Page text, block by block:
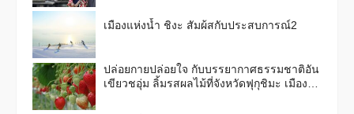
เมืองแห่งน้ำ ชิงะ สัมผ้สกับประสบการณ์2
ปล่อยกายปล่อยใจ กับบรรยากาศธรรมชาติอัน
เขียวชอุ่ม ลิ้มรสผลไม้ที่จังหวัดฟุกุชิมะ เมือง